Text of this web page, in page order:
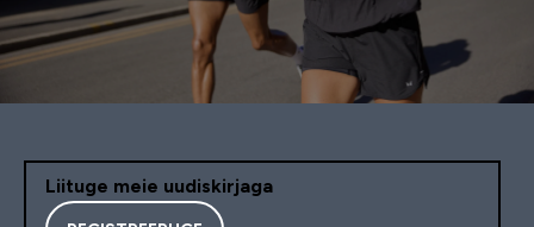
Liituge meie uudiskirjaga